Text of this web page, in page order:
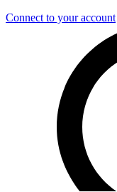
Connect to your account